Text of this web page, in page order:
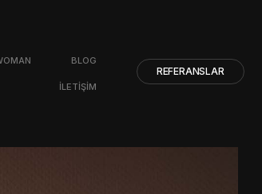
BLOG
İLETIŞIM
REFERANSLAR